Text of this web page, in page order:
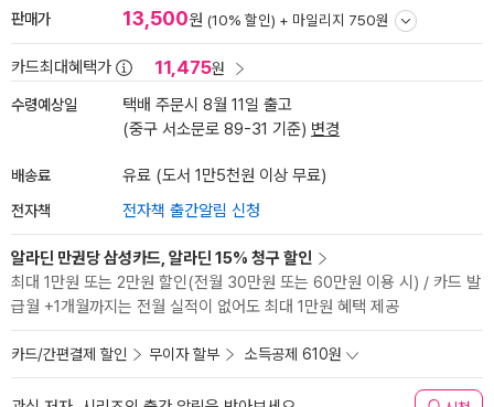
판매가 13,500원 (10% 할인) + 마일리지 750원
카드최대혜택가 11,475원
수령예상일
택배 주문시 8월 11일 출고
(중구 서소문로 89-31 기준) 변경
배송료 유료 (도서 1만5천원 이상 무료)
전자책 전자책 출간알림 신청
알라딘 만권당 삼성카드, 알라딘 15% 청구 할인
최대 1만원 또는 2만원 할인(전월 30만원 또는 60만원 이용 시) / 카드 발
급월 +1개월까지는 전월 실적이 없어도 최대 1만원 혜택 제공
카드/간편결제 할인 무이자 할부 소득공제 610원